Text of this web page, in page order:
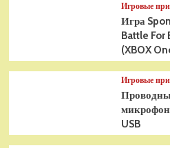
Игровые
Игра
Battle For
(XBOX
Игровые
USB